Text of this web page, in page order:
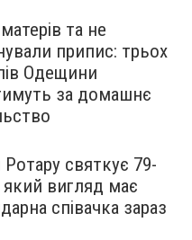
та не
припис: трьох
Одещини
за домашнє
Ротару святкує 79-
який вигляд має
співачка зараз